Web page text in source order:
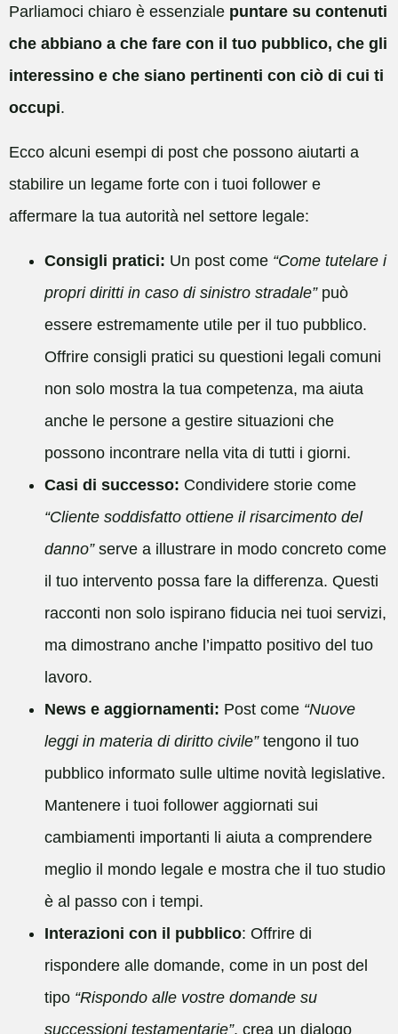
Parliamoci chiaro è essenziale puntare su contenuti
che abbiano a che fare con il tuo pubblico, che gli
interessino e che siano pertinenti con ciò di cui ti
occupi.
Ecco alcuni esempi di post che possono aiutarti a
stabilire un legame forte con i tuoi follower e
affermare la tua autorità nel settore legale:
Consigli pratici: Un post come “Come tutelare i
propri diritti in caso di sinistro stradale”può
essere estremamente utile per il tuo pubblico.
Offrire consigli pratici su questioni legali comuni
non solo mostra la tua competenza, ma aiuta
anche le persone a gestire situazioni che
possono incontrare nella vita di tutti i giorni.
Casi di successo: Condividere storie come
“Cliente soddisfatto ottiene il risarcimento del
danno”serve a illustrare in modo concreto come
il tuo intervento possa fare la differenza. Questi
racconti non solo ispirano fiducia nei tuoi servizi,
ma dimostrano anche l’impatto positivo del tuo
lavoro.
News e aggiornamenti: Post come “Nuove
leggi in materia di diritto civile”tengono il tuo
pubblico informato sulle ultime novità legislative.
Mantenere i tuoi follower aggiornati sui
cambiamenti importanti li aiuta a comprendere
meglio il mondo legale e mostra che il tuo studio
è al passo con i tempi.
Interazioni con il pubblico: Offrire di
rispondere alle domande, come in un post del
tipo “Rispondo alle vostre domande su
successioni testamentarie”, crea un dialogo